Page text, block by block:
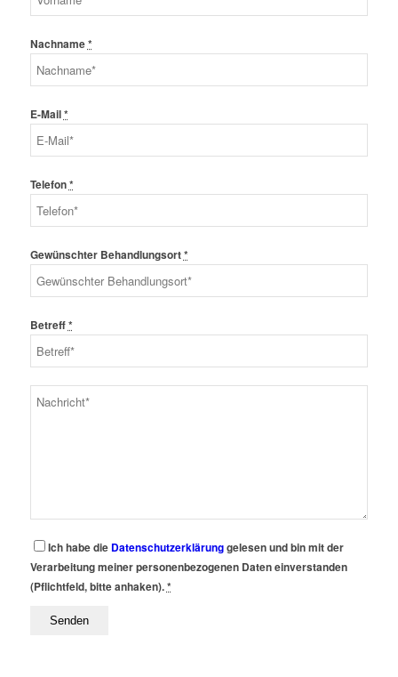
Nachname*
E-Mail*
Telefon*
Gewünschter Behandlungsort*
Betreff*
Ich habe die Datenschutzerklärunggelesen und bin mit der
Verarbeitung meiner personenbezogenen Daten einverstanden
(Pflichtfeld, bitte anhaken).*